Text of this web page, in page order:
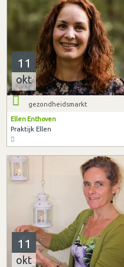
11
okt
gezondheidsmarkt
Ellen Enthoven
Praktijk Ellen
11
okt